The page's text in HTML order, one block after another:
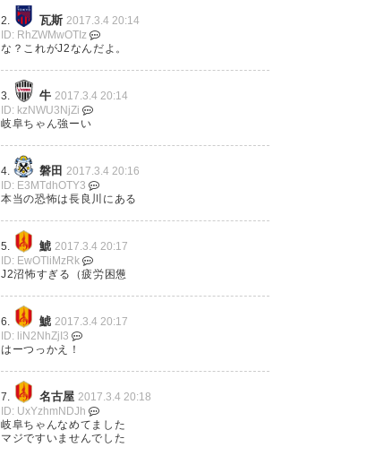
— やきとり (Yakitori_One)
2017, 3月 4
玉田、佐藤寿人、そして新生グ
ランパスの試合を早く観にいか
なくちゃ。 今日の試合は一瞬諦
めたけど、最後よく追いついた
な。
— りば (n1985asai)
Nagoya 1-1 Gifu….エンジンか
かるの遅いよ。#grampus #名
古屋グランパス
https://t.co/zzjdOIZnv6
— Dan Koba®︎ (daibou54)
2017, 3月 4
うーん…フェリペガルシアはプ
レーの判断が遅いなあ。これか
ら慣れるか、中盤として使うの
は諦めるか。 #grampus #グラ
ンパス
2. 瓦斯 2017.3.4 20:14
ID: RhZWMwOTIz
な？これがJ2なんだよ。
3. 牛 2017.3.4 20:14
ID: kzNWU3NjZi
岐阜ちゃん強ーい
4. 磐田 2017.3.4 20:16
ID: E3MTdhOTY3
本当の恐怖は長良川にある
5. 鯱 2017.3.4 20:17
ID: EwOTliMzRk
J2沼怖すぎる（疲労困憊
6. 鯱 2017.3.4 20:17
ID: liN2NhZjI3
はーつっかえ！
7. 名古屋 2017.3.4 20:18
ID: UxYzhmNDJh
岐阜ちゃんなめてました
マジですいませんでした